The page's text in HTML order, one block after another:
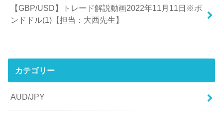
【GBP/USD】トレード解説動画2022年11月11日※ポ
ンドドル(1)【担当：大西先生】
カテゴリー
AUD/JPY